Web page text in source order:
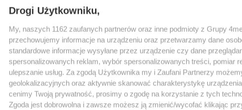
Drogi Użytkowniku,
My, naszych 1162 zaufanych partnerów oraz inne podmioty z Grupy
przechowujemy informacje na urządzeniu oraz przetwarzamy dane
standardowe informacje wysyłane przez urządzenie czy dane
spersonalizowanych reklam, wybór spersonalizowanych treści, pomiar
ulepszanie usług. Za zgodą Użytkownika my i Zaufani Partnerzy
geolokalizacyjnych oraz aktywnie skanować charakterystykę
cenimy Twoją prywatność, prosimy o zgodę na korzystanie z tych
Zgoda jest dobrowolna i zawsze możesz ją zmienić/wycofać klikając